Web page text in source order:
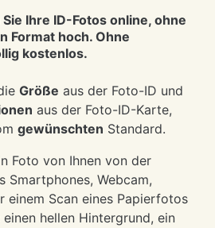
Ihre ID-Fotos online, ohne
Format hoch. Ohne
kostenlos.
Größe aus der Foto-ID und
aus der Foto-ID-Karte,
gewünschten Standard.
Foto von Ihnen von der
Smartphones, Webcam,
einem Scan eines Papierfotos
einen hellen Hintergrund, ein